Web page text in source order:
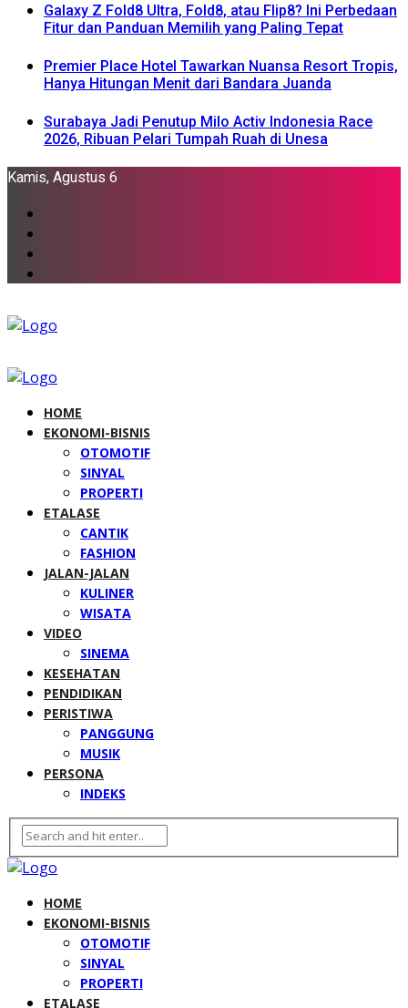
Galaxy Z Fold8 Ultra, Fold8, atau Flip8? Ini Perbedaan
Fitur dan Panduan Memilih yang Paling Tepat
Premier Place Hotel Tawarkan Nuansa Resort Tropis,
Hanya Hitungan Menit dari Bandara Juanda
Surabaya Jadi Penutup Milo Activ Indonesia Race
2026, Ribuan Pelari Tumpah Ruah di Unesa
Kamis, Agustus 6
HOME
EKONOMI-BISNIS
OTOMOTIF
SINYAL
PROPERTI
ETALASE
CANTIK
FASHION
JALAN-JALAN
KULINER
WISATA
VIDEO
SINEMA
KESEHATAN
PENDIDIKAN
PERISTIWA
PANGGUNG
MUSIK
PERSONA
INDEKS
HOME
EKONOMI-BISNIS
OTOMOTIF
SINYAL
PROPERTI
ETALASE